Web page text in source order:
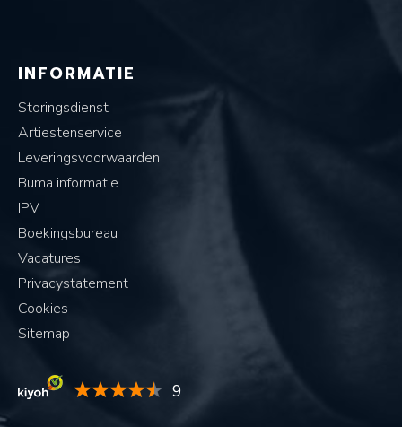
INFORMATIE
Storingsdienst
Artiestenservice
Leveringsvoorwaarden
Buma informatie
IPV
Boekingsbureau
Vacatures
Privacystatement
Cookies
Sitemap
9